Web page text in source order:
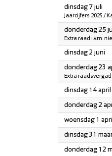
dinsdag 7 juli
Jaarcijfers 2025 /
donderdag 25
Extra raad i.v.m.
dinsdag 2 juni
donderdag 23
Extra
dinsdag 14 april
donderdag 2
woensdag 1
dinsdag 31
donderdag 12